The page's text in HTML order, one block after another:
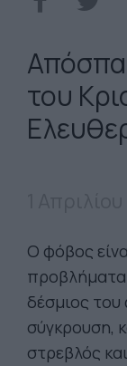
του
Ο φόβος
προβλήματα
δέσμιος
σύγκρουση,
στρεβλός